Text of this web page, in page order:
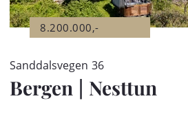
8.200.000,-
Sanddalsvegen 36
Bergen | Nesttun